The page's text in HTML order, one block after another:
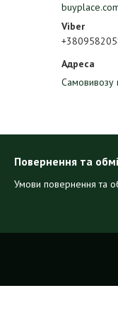
Самовивозу
Повернення та
Умови повернення та